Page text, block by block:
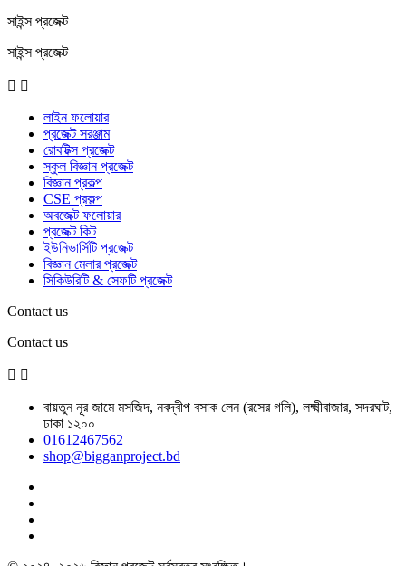
সাইন্স প্রজেক্ট
সাইন্স প্রজেক্ট
 
লাইন ফলোয়ার
প্রজেক্ট সরঞ্জাম
রোবটিক্স প্রজেক্ট
স্কুল বিজ্ঞান প্রজেক্ট
বিজ্ঞান প্রকল্প
CSE প্রকল্প
অবজেক্ট ফলোয়ার
প্রজেক্ট কিট
ইউনিভার্সিটি প্রজেক্ট
বিজ্ঞান মেলার প্রজেক্ট
সিকিউরিটি & সেফটি প্রজেক্ট
Contact us
Contact us
 
বায়তুন নূর জামে মসজিদ, নবদ্বীপ বসাক লেন (রসের গলি), লক্ষ্মীবাজার, সদরঘাট,
ঢাকা ১২০০
01612467562
shop@bigganproject.bd